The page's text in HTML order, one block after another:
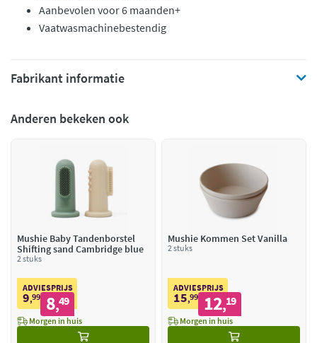
Aanbevolen voor 6 maanden+
Vaatwasmachinebestendig
Fabrikant informatie
Anderen bekeken ook
Mushie Baby Tandenborstel
Shifting sand Cambridge blue
2 stuks
ADVIESPRIJS
9,99 8,49
Morgen in huis
Mushie Kommen Set Vanilla
2 stuks
ADVIESPRIJS
15,99 12,19
Morgen in huis